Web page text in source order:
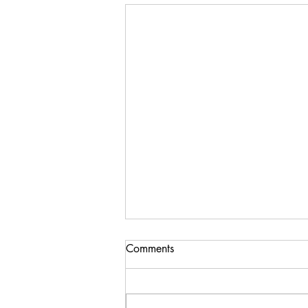
08/08/08
Comments